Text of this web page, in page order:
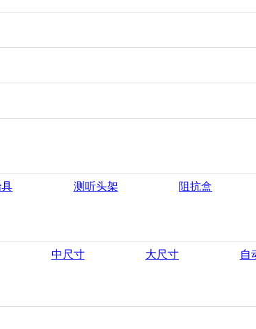
测听头架 阻抗盒
中尺寸 大尺寸 自